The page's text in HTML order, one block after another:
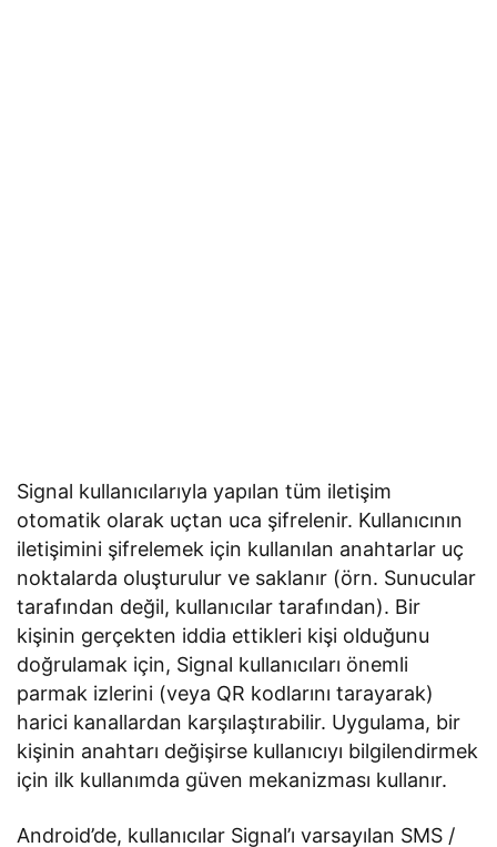
Signal kullanıcılarıyla yapılan tüm iletişim
otomatik olarak uçtan uca şifrelenir. Kullanıcının
iletişimini şifrelemek için kullanılan anahtarlar uç
noktalarda oluşturulur ve saklanır (örn. Sunucular
tarafından değil, kullanıcılar tarafından). Bir
kişinin gerçekten iddia ettikleri kişi olduğunu
doğrulamak için, Signal kullanıcıları önemli
parmak izlerini (veya QR kodlarını tarayarak)
harici kanallardan karşılaştırabilir. Uygulama, bir
kişinin anahtarı değişirse kullanıcıyı bilgilendirmek
için ilk kullanımda güven mekanizması kullanır.
Android’de, kullanıcılar Signal’ı varsayılan SMS /